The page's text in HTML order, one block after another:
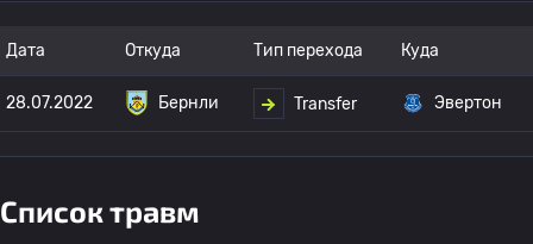
Дата Откуда Тип перехода Куда
28.07.2022 Бернли Transfer Эвертон
Список травм